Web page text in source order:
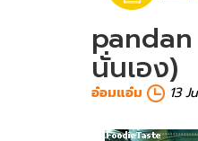
นั่นเอง)
อ๋อมแอ๋ม 13